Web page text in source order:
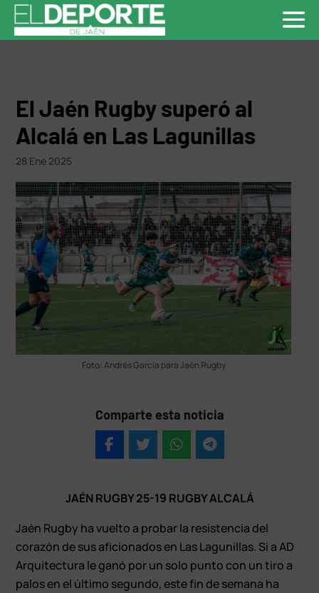
El Jaén Rugby superó al
Alcalá en Las Lagunillas
28 Ene 2025
Foto: Andrés García para Jaén Rugby
Comparte esta noticia
JAÉN RUGBY 25-19 RUGBY ALCALÁ
Jaén Rugby ha vuelto a probar la resistencia del
corazón de sus aficionados en Las Lagunillas. Si a AD
Arquitectura le ganó por un solo punto con un tiro a
palos en el último segundo, este fin de semana ha